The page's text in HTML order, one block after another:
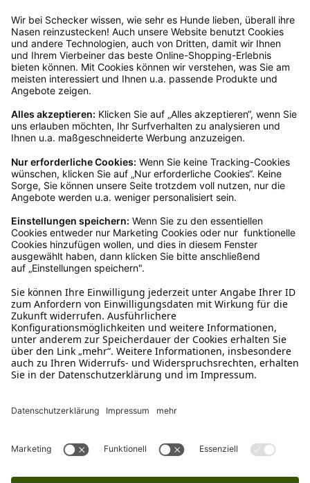
Bitte fülle das Rücksendeformular aus. Dieses
findest du online. Verpacke die Artikel
anschließend sicher und klebe das
Rücksendeetikett auf das Paket. Dieses kannst du
dir in deinem Kundenkonto anfordern. Hast du als
verkauf@schecker.de oder rufe zu unseren
Servicezeiten an, dann lassen wir dir ein
Kundenservice
Mo – Fr 9 – 17 Uhr, Sa 9 – 13 Uhr
Ruf uns an
04942-60 64 080
Schreibe uns
+49 1520 8997191